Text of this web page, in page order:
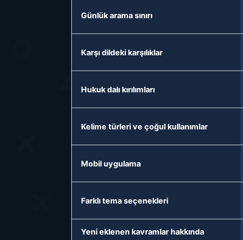
Günlük arama sınırı
Karşı dildeki karşılıklar
Hukuk dalı kırılımları
Kelime türleri ve çoğul kullanımlar
Mobil uygulama
Farklı tema seçenekleri
Yeni eklenen kavramlar hakkında